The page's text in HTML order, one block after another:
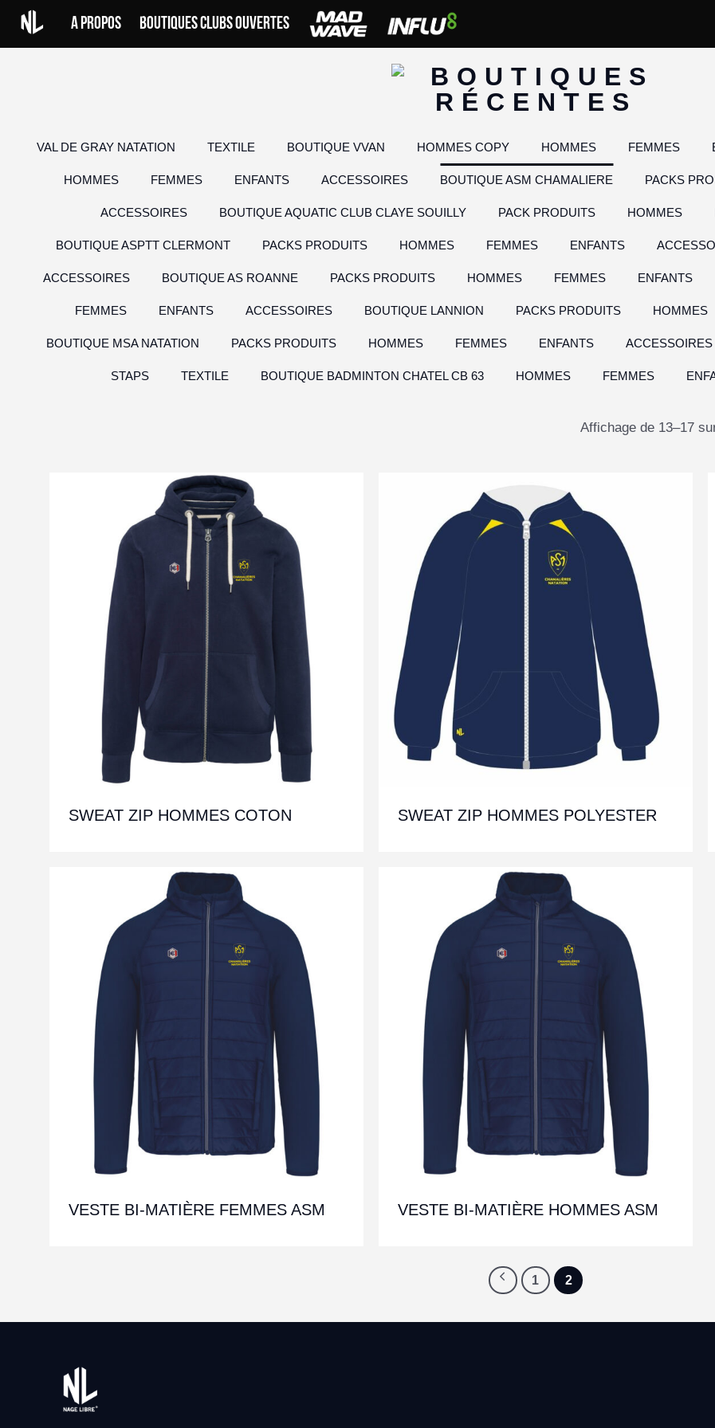
content
A PROPOS BOUTIQUES CLUBS OUVERTES
VAL DE GRAY NATATION TEXTILE BOUTIQUE VVAN HOMMES COPY HOMMES FEMMES
HOMMES FEMMES ENFANTS ACCESSOIRES BOUTIQUE ASM CHAMALIERE PACKS
ACCESSOIRES BOUTIQUE AQUATIC CLUB CLAYE SOUILLY PACK PRODUITS HOMMES
BOUTIQUE ASPTT CLERMONT PACKS PRODUITS HOMMES FEMMES ENFANTS
ACCESSOIRES BOUTIQUE AS ROANNE PACKS PRODUITS HOMMES FEMMES ENFANTS
FEMMES ENFANTS ACCESSOIRES BOUTIQUE LANNION PACKS PRODUITS HOMMES
BOUTIQUE MSA NATATION PACKS PRODUITS HOMMES FEMMES ENFANTS ACCESSOIRES
STAPS TEXTILE BOUTIQUE BADMINTON CHATEL CB 63 HOMMES FEMMES
Affichage de 13–17
SWEAT ZIP HOMMES COTON SWEAT ZIP HOMMES POLYESTER
VESTE BI-MATIÈRE FEMMES ASM VESTE BI-MATIÈRE HOMMES ASM
1 2